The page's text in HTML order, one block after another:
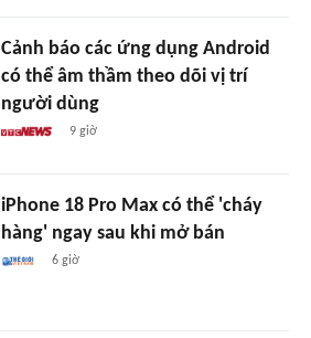
Cảnh báo các ứng dụng Android
có thể âm thầm theo dõi vị trí
người dùng
9 giờ
iPhone 18 Pro Max có thể 'cháy
hàng' ngay sau khi mở bán
6 giờ